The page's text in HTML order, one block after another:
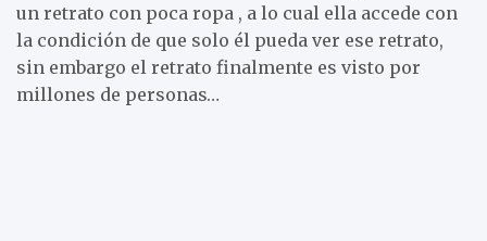
un retrato con poca ropa , a lo cual ella accede con
la condición de que solo él pueda ver ese retrato,
sin embargo el retrato finalmente es visto por
millones de personas…